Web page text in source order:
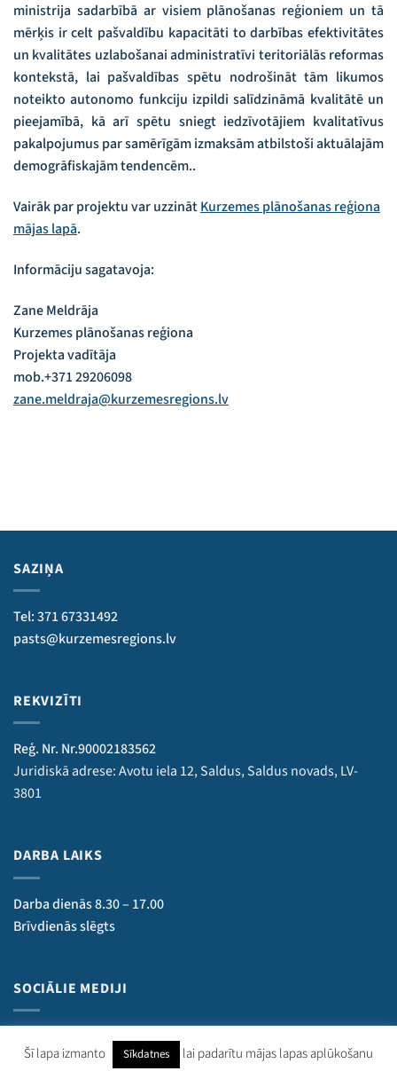
ministrija sadarbībā ar visiem plānošanas reģioniem un tā
mērķis ir celt pašvaldību kapacitāti to darbības efektivitātes
un kvalitātes uzlabošanai administratīvi teritoriālās reformas
kontekstā, lai pašvaldības spētu nodrošināt tām likumos
noteikto autonomo funkciju izpildi salīdzināmā kvalitātē un
pieejamībā, kā arī spētu sniegt iedzīvotājiem kvalitatīvus
pakalpojumus par samērīgām izmaksām atbilstoši aktuālajām
demogrāfiskajām tendencēm..
Vairāk par projektu var uzzinātKurzemes plānošanas reģiona
mājas lapā.
Informāciju sagatavoja:
Zane Meldrāja
Kurzemes plānošanas reģiona
Projekta vadītāja
mob.+371 29206098
zane.meldraja@kurzemesregions.lv
SAZIŅA
Tel: 371 67331492
pasts@kurzemesregions.lv
REKVIZĪTI
Reģ. Nr. Nr.90002183562
Juridiskā adrese: Avotu iela 12, Saldus, Saldus novads, LV-
3801
DARBA LAIKS
Darba dienās 8.30 – 17.00
Brīvdienās slēgts
SOCIĀLIE MEDIJI
Šī lapa izmanto Sīkdatnes
lai padarītu mājas lapas aplūkošanu